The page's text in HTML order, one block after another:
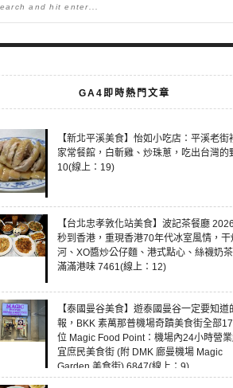
GA4即時熱門文章
【新北平溪美食】怡如小吃店：平溪老街
家常餐館，白斬雞、炒珠蔥，吃出台灣的
10(線上：19)
【台北忠孝敦化站美食】波記茶餐廳
秒到香港，重現香港70年代冰室風情，干
河、XO醬炒公仔麵、港式點心、絲襪奶
滿滿港味 7461(線上：12)
【泰國曼谷美食】遊泰國曼谷一定要知道
報，BKK 素萬那普機場奇蹟美食街全部
位 Magic Food Point：機場內24小時營
宜庶民美食街 (附 DMK 廊曼機場 Magic
Garden 美食街) 6847(線上：9)